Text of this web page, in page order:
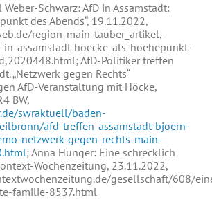
Schwarz: AfD in Assamstadt:
des Abends“, 19.11.2022,
region-main-tauber_artikel,-
assamstadt-hoecke-als-hoehepunkt-
AfD-Politiker treffen
„Netzwerk gegen Rechts“
AfD-Veranstaltung mit Höcke,
BW,
swraktuell/baden-
afd-treffen-assamstadt-bjoern-
netzwerk-gegen-rechts-main-
; Anna Hunger: Eine schrecklich
Wochenzeitung, 23.11.2022,
gesellschaft/608/
familie-8537.html